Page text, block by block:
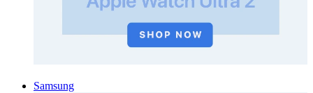
Samsung